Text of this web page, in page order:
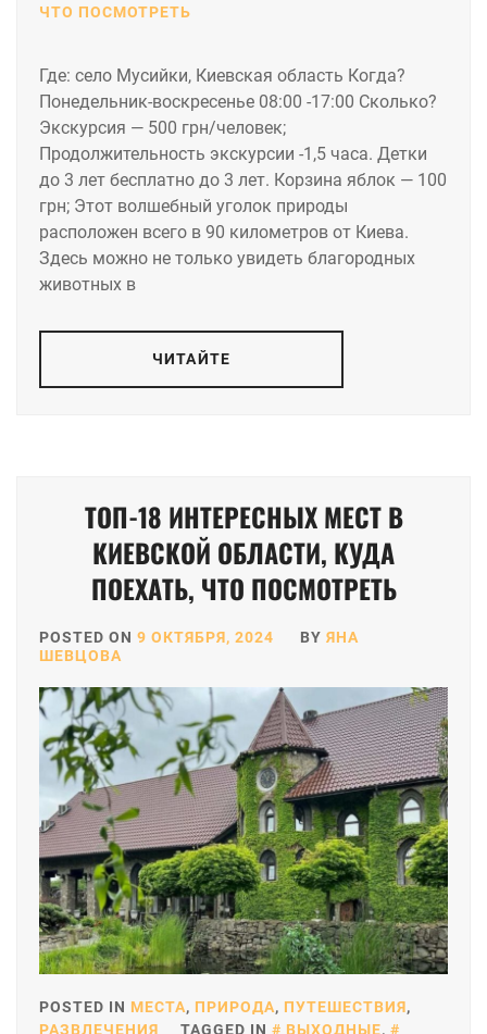
ЧТО ПОСМОТРЕТЬ
Где: село Мусийки, Киевская область Когда?
Понедельник-воскресенье 08:00 -17:00 Сколько?
Экскурсия — 500 грн/человек;
Продолжительность экскурсии -1,5 часа. Детки
до 3 лет бесплатно до 3 лет. Корзина яблок — 100
грн; Этот волшебный уголок природы
расположен всего в 90 километров от Киева.
Здесь можно не только увидеть благородных
животных в
ЧИТАЙТЕ
ТОП-18 ИНТЕРЕСНЫХ МЕСТ В
КИЕВСКОЙ ОБЛАСТИ, КУДА
ПОЕХАТЬ, ЧТО ПОСМОТРЕТЬ
POSTED ON 9 ОКТЯБРЯ, 2024 BY ЯНА
ШЕВЦОВА
POSTED IN МЕСТА, ПРИРОДА, ПУТЕШЕСТВИЯ,
РАЗВЛЕЧЕНИЯ
TAGGED IN ВЫХОДНЫЕ,